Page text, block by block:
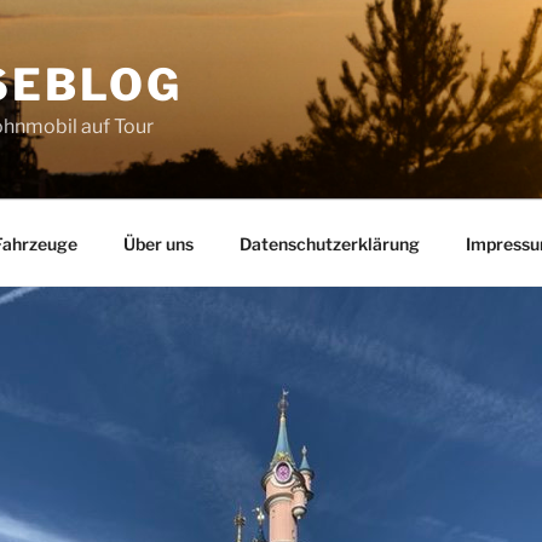
auf Tour
Über uns Datenschutzerklärung